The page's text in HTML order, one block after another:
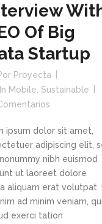
Of Big
Startup
Proyecta
In Mobile, Sustainable
ipsum dolor sit amet,
adipiscing elit,
nibh euismod
ut laoreet dolore
aliquam erat volutpat.
ad minim veniam,
exerci tation